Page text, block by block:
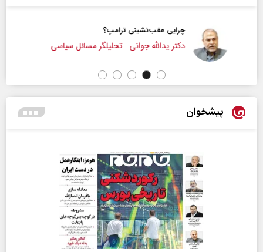
چرایی عقب‌نشینی ترامپ؟
دکتر یدالله جوانی - تحلیلگر مسائل سیاسی
پیشخوان